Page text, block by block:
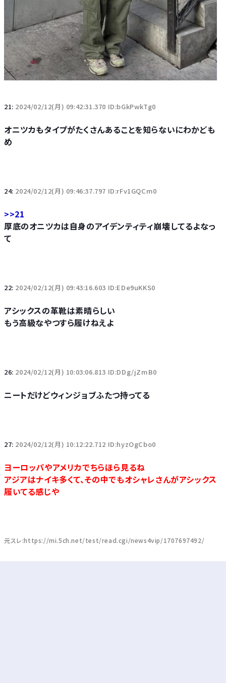
21: 2024/02/12(月) 09:42:31.370 ID:bGkPwkTg0
オニツカもタイプがたくさんあることを知らないにわかども
め
24: 2024/02/12(月) 09:46:37.797 ID:rFv1GQCm0
>>21
厚底のオニツカは自身のアイデンティティ崩壊してるよなっ
て
22: 2024/02/12(月) 09:43:16.603 ID:EDe9uKKS0
アシックスの革靴は素晴らしい
もう高級なやつすら履けねえよ
26: 2024/02/12(月) 10:03:06.813 ID:DDg/jZmB0
ニートだけどウィンジョブふたつ持ってる
27: 2024/02/12(月) 10:12:22.712 ID:hyzOgCbo0
ヨーロッパやアメリカでちらほら見るね
アジアはナイキ多くて、その中でもオシャレさんがアシックス
履いてる感じや
元スレ:https://mi.5ch.net/test/read.cgi/news4vip/1707697492/